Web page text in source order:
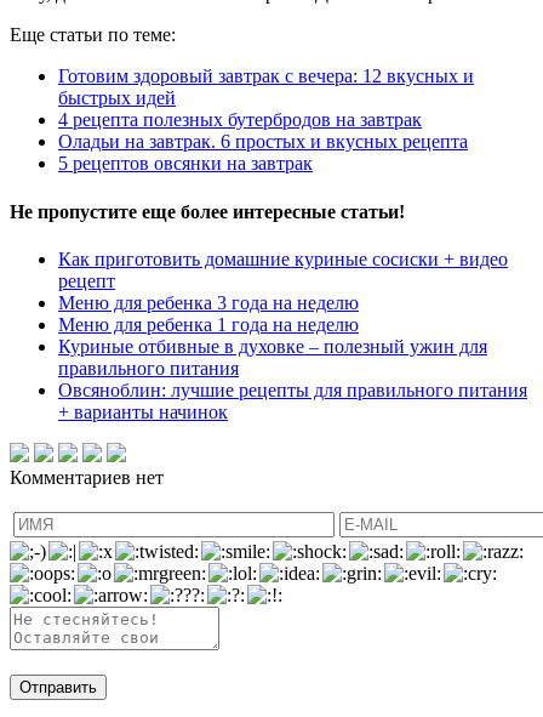
Еще статьи по теме:
Готовим здоровый завтрак с вечера: 12 вкусных и
быстрых идей
4 рецепта полезных бутербродов на завтрак
Оладьи на завтрак. 6 простых и вкусных рецепта
5 рецептов овсянки на завтрак
Не пропустите еще более интересные статьи!
Как приготовить домашние куриные сосиски + видео
рецепт
Меню для ребенка 3 года на неделю
Меню для ребенка 1 года на неделю
Куриные отбивные в духовке – полезный ужин для
правильного питания
Овсяноблин: лучшие рецепты для правильного питания
+ варианты начинок
Комментариев нет